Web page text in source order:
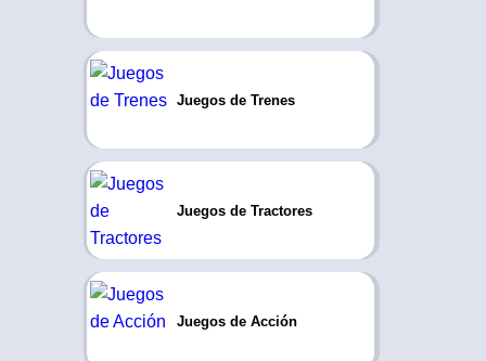
Juegos de Trenes
Juegos de Tractores
Juegos de Acción